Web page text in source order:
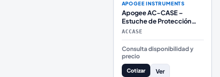
APOGEE INSTRUMENTS
Apogee AC-CASE –
Estuche de Protección
para Medidores, Sensores
y Accesorios
ACCASE
Consulta disponibilidad y
precio
Cotizar Ver